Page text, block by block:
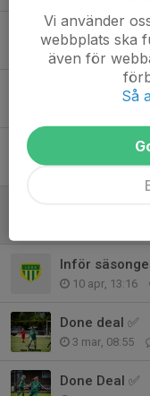
Välkommen
29 apr, 21:35
VM Lotteri
Inför Svedala
18 apr, 18:04
Inför
10 apr, 13:16
Done deal ✅
3 mar, 08:55
Done Deal ✅
Vi använder
webbplats ska
även för
Så